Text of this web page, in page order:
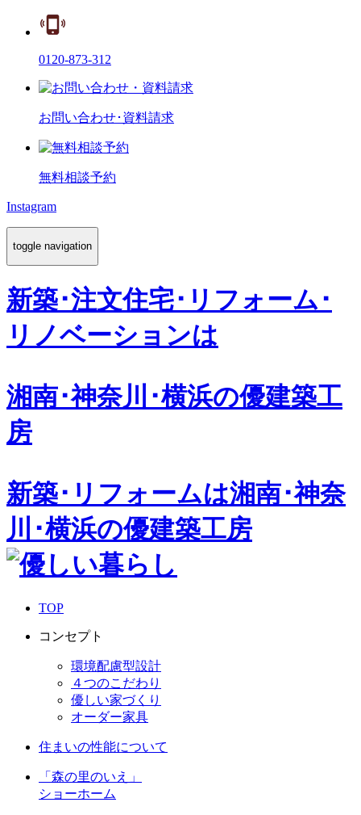
0120-873-312
お問い合わせ･資料請求
無料相談予約
Instagram
toggle navigation
新築･注文住宅･リフォーム･
リノベーションは
湘南･神奈川･横浜の優建築工
房
新築･リフォームは湘南･神奈
川･横浜の優建築工房
TOP
コンセプト
環境配慮型設計
４つのこだわり
優しい家づくり
オーダー家具
住まいの性能について
「森の里のいえ」
ショーホーム